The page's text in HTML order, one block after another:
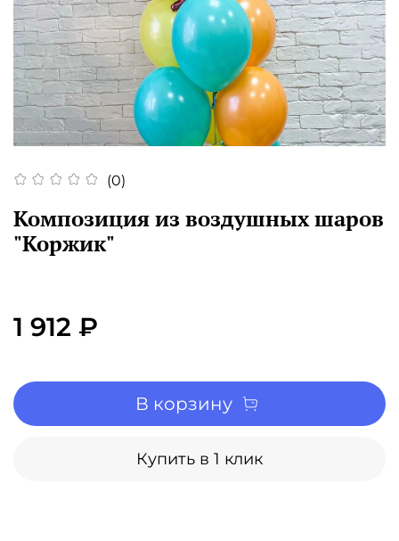
(0)
Композиция из воздушных шаров
"Коржик"
1 912 ₽
В корзину
Купить в 1 клик